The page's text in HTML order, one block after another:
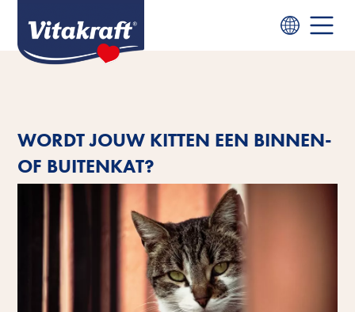
WORDT JOUW KITTEN EEN BINNEN-
OF BUITENKAT?